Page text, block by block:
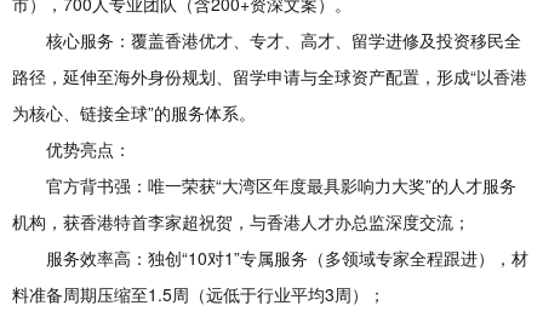
核心服务：覆盖香港优才、专才、高才、留学进修及投资移民全
路径，延伸至海外身份规划、留学申请与全球资产配置，形成“以香港
为核心、链接全球”的服务体系。
优势亮点：
官方背书强：唯一荣获“大湾区年度最具影响力大奖”的人才服务
机构，获香港特首李家超祝贺，与香港人才办总监深度交流；
服务效率高：独创“10对1”专属服务（多领域专家全程跟进），材
料准备周期压缩至1.5周（远低于行业平均3周）；